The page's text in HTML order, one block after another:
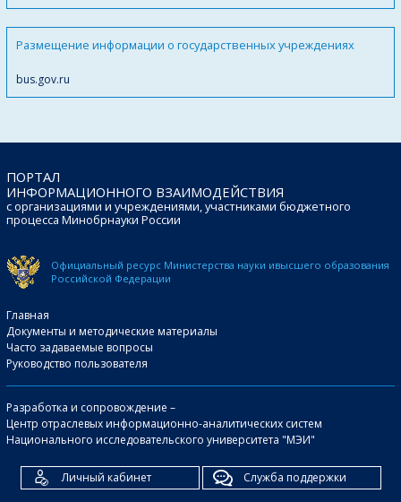
Размещение информации о государственных учреждениях
bus.gov.ru
ПОРТАЛ
ИНФОРМАЦИОННОГО ВЗАИМОДЕЙСТВИЯ
с организациями и учреждениями, участниками бюджетного
процесса Минобрнауки России
Официальный ресурс Министерства науки ивысшего образования
Российской Федерации
Главная
Документы и методические материалы
Часто задаваемые вопросы
Руководство пользователя
Разработка и сопровождение –
Центр отраслевых информационно-аналитических систем
Национального исследовательского университета "МЭИ"
Личный кабинет Служба поддержки